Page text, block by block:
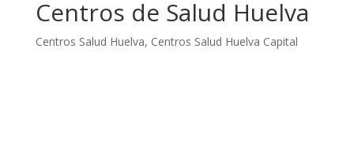
Centros de Salud Huelva
Centros Salud Huelva, Centros Salud Huelva Capital